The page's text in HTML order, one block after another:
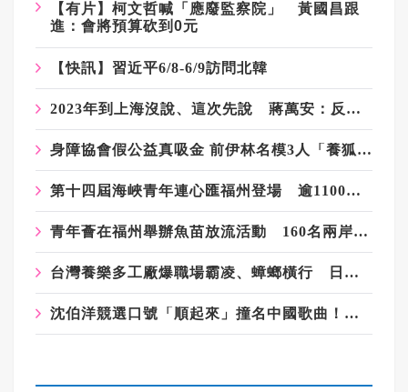
【有片】柯文哲喊「應廢監察院」 黃國昌跟
進：會將預算砍到0元
【快訊】習近平6/8-6/9訪問北韓
2023年到上海沒說、這次先說 蔣萬安：反對台獨、支持九二共識
身障協會假公益真吸金 前伊林名模3人「養狐狸、買豪宅」遭起訴
第十四屆海峽青年連心匯福州登場 逾1100名兩岸青年參與交流
青年薈在福州舉辦魚苗放流活動 160名兩岸青年參與海洋保育
台灣養樂多工廠爆職場霸凌、蟑螂橫行 日籍吹哨者反被調查罹憂鬱症
沈伯洋競選口號「順起來」撞名中國歌曲！粉專：想統戰台灣人？